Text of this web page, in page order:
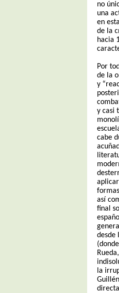
no
una
en
de la
hacia
Por
de la
y
y casi
cabe
así
final
desde
la